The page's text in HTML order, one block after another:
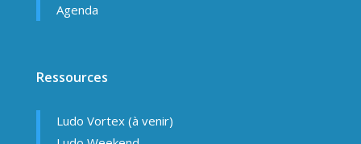
Agenda
Ressources
Ludo Vortex (à venir)